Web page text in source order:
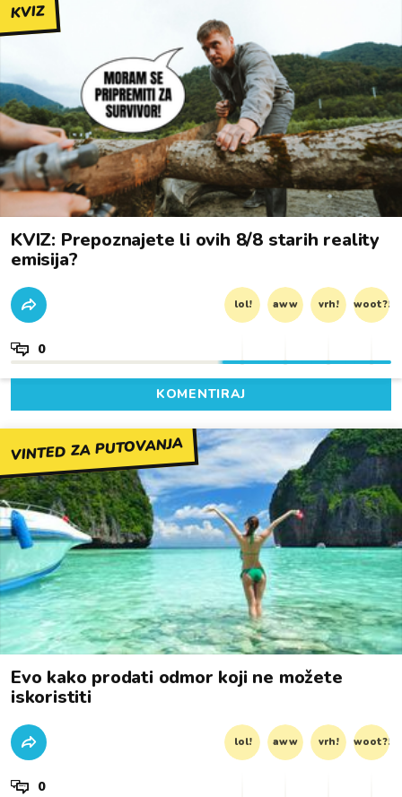
KVIZ
KVIZ: Prepoznajete li ovih 8/8 starih reality
emisija?
lol! aww vrh! woot?!
0
KOMENTIRAJ
VINTED ZA PUTOVANJA
Evo kako prodati odmor koji ne možete
iskoristiti
lol! aww vrh! woot?!
0